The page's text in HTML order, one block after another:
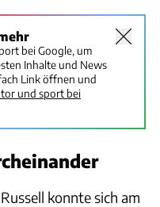
bei Google, um
Inhalte und News
Link öffnen und
und sport bei
konnte sich am